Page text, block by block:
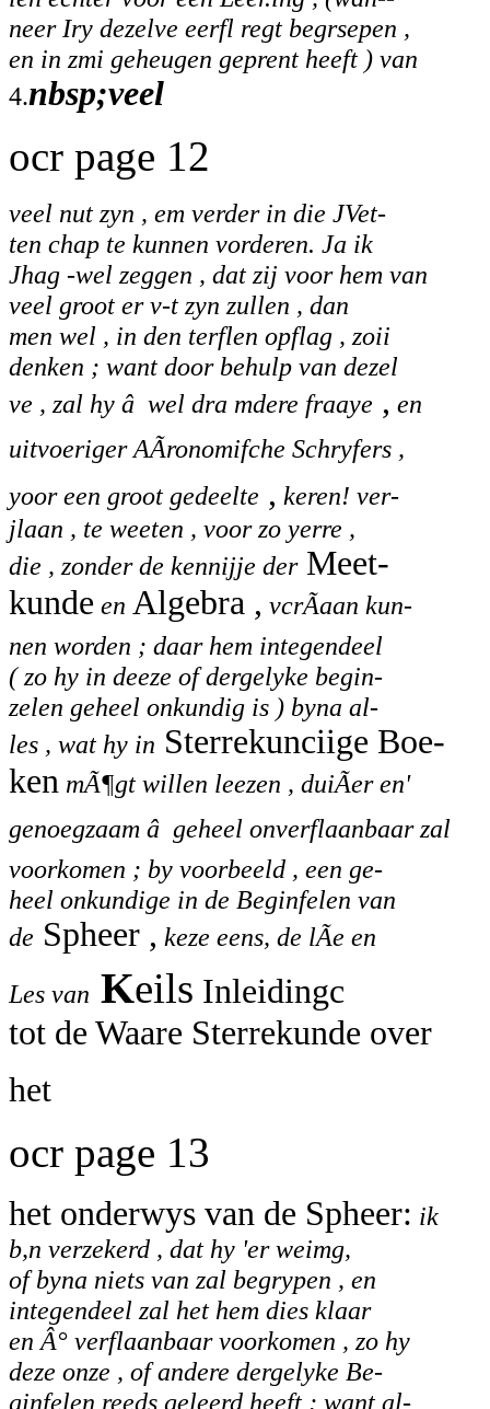
neer Iry dezelve eerfl regt begrsepen ,
en in zmi geheugen geprent heeft ) van
4.nbsp;veel
ocr page 12
veel nut zyn , em verder in die JVet-
ten chap te kunnen vorderen. Ja ik
Jhag -wel zeggen , dat zij voor hem van
veel groot er v-t zyn zullen , dan
men wel , in den terflen opflag , zoii
denken ; want door behulp van dezel
ve , zal hy â wel dra mdere fraaye , en
uitvoeriger AÃronomifche Schryfers ,
yoor een groot gedeelte , keren! ver-
jlaan , te weeten , voor zo yerre ,
die , zonder de kennijje derMeet-
kunde en Algebra , vcrÃaan kun-
nen worden ; daar hem integendeel
( zo hy in deeze of dergelyke begin-
zelen geheel onkundig is ) byna al-
les , wat hy in Sterrekunciige Boe-
ken mÃ¶gt willen leezen , duiÃer en'
genoegzaam â geheel onverflaanbaar zal
voorkomen ; by voorbeeld , een ge-
heel onkundige in de Beginfelen van
de Spheer , keze eens, de lÃe en
Les van Keils Inleidingc
tot de Waare Sterrekunde over
het
ocr page 13
het onderwys van de Spheer: ik
b,n verzekerd , dat hy 'er weimg,
of byna niets van zal begrypen , en
integendeel zal het hem dies klaar
en Â° verflaanbaar voorkomen , zo hy
deze onze , of andere dergelyke Be-
ginfelen reeds geleerd heeft ; want al-